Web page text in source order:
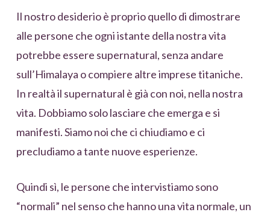
Il nostro desiderio è proprio quello di dimostrare
alle persone che ogni istante della nostra vita
potrebbe essere supernatural, senza andare
sull’Himalaya o compiere altre imprese titaniche.
In realtà il supernatural è già con noi, nella nostra
vita. Dobbiamo solo lasciare che emerga e si
manifesti. Siamo noi che ci chiudiamo e ci
precludiamo a tante nuove esperienze.
Quindi sì, le persone che intervistiamo sono
“normali” nel senso che hanno una vita normale, un